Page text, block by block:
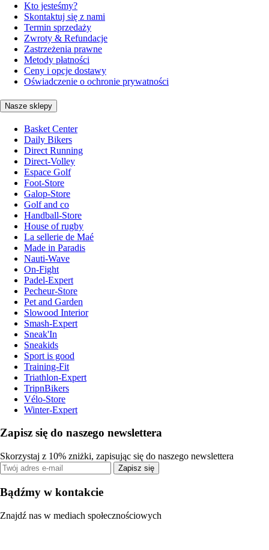
Kto jesteśmy?
Skontaktuj się z nami
Termin sprzedaży
Zwroty & Refundacje
Zastrzeżenia prawne
Metody płatności
Ceny i opcje dostawy
Oświadczenie o ochronie prywatności
Nasze sklepy
Basket Center
Daily Bikers
Direct Running
Direct-Volley
Espace Golf
Foot-Store
Galop-Store
Golf and co
Handball-Store
House of rugby
La sellerie de Maé
Made in Paradis
Nauti-Wave
On-Fight
Padel-Expert
Pecheur-Store
Pet and Garden
Slowood Interior
Smash-Expert
Sneak'In
Sneakids
Sport is good
Training-Fit
Triathlon-Expert
TripnBikers
Vélo-Store
Winter-Expert
Zapisz się do naszego newslettera
Skorzystaj z 10% zniżki, zapisując się do naszego newslettera
Zapisz się
Bądźmy w kontakcie
Znajdź nas w mediach społecznościowych